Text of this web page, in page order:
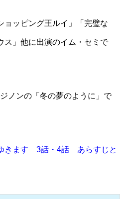
ョッピング王ルイ」「完璧な
ス」他に出演のイム・セミで
ノンの「冬の夢のように」で
きます 3話・4話 あらすじと